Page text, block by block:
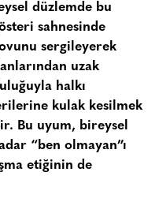
düzlemde bu
sahnesinde
sergileyerek
uzak
halkı
kulak kesilmek
Bu uyum, bireysel
“ben olmayan”ı
etiğinin de